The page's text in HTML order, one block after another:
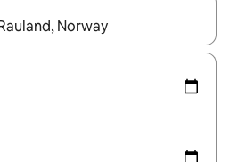
се покажат, използвайте